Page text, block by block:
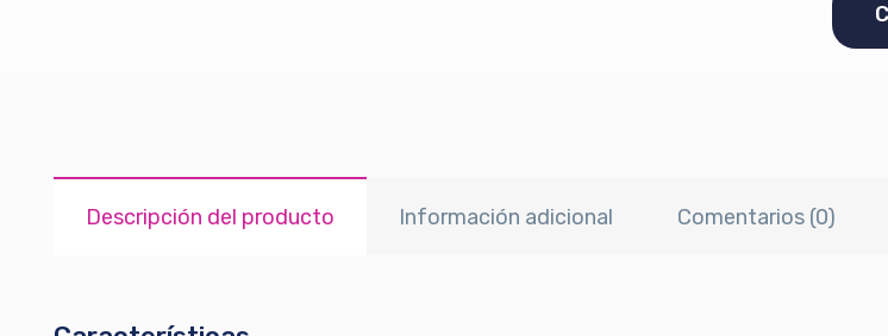
Descripción del producto Información adicional Comentarios (0)